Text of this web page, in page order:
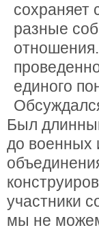
сохраняет
разные
единого
Был
до военных
участники
мы не